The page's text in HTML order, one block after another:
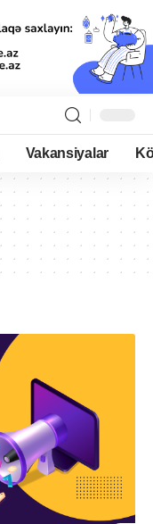
Vakansiyalar